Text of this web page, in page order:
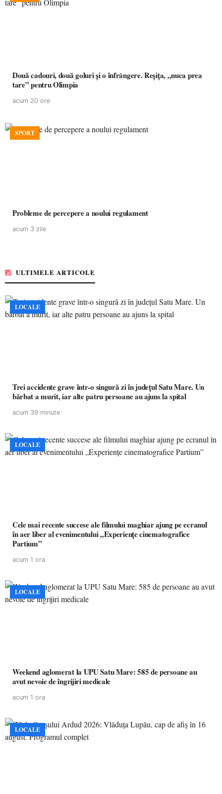
Două cadouri, două goluri și o înfrângere. Reșița, „nuca prea
tare” pentru Olimpia
acum 20 ore
SPORT
Probleme de percepere a noului regulament
acum 3 zile
ULTIMELE ARTICOLE
LOCALE
Trei accidente grave într-o singură zi în județul Satu Mare. Un
bărbat a murit, iar alte patru persoane au ajuns la spital
acum 39 minute
LOCALE
Cele mai recente succese ale filmului maghiar ajung pe ecranul
în aer liber al evenimentului „Experiențe cinematografice
Partium”
acum 1 ora
LOCALE
Weekend aglomerat la UPU Satu Mare: 585 de persoane au
avut nevoie de îngrijiri medicale
acum 1 ora
LOCALE